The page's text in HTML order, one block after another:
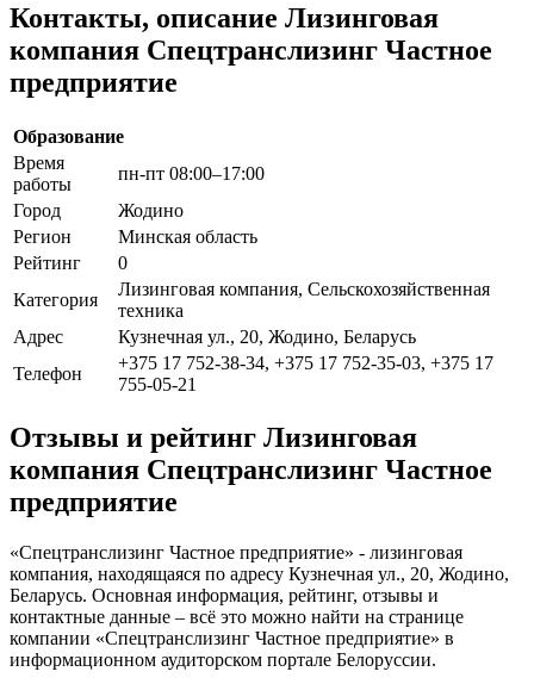
Контакты, описание Лизинговая
компания Спецтранслизинг Частное
предприятие
Образование
Время
работы
пн-пт 08:00–17:00
Город
Жодино
Регион
Минская область
Рейтинг
0
Категория
Лизинговая компания, Сельскохозяйственная
техника
Адрес
Кузнечная ул., 20, Жодино, Беларусь
Телефон
+375 17 752-38-34, +375 17 752-35-03, +375 17
755-05-21
Отзывы и рейтинг Лизинговая
компания Спецтранслизинг Частное
предприятие
«Спецтранслизинг Частное предприятие» - лизинговая
компания, находящаяся по адресу Кузнечная ул., 20, Жодино,
Беларусь. Основная информация, рейтинг, отзывы и
контактные данные – всё это можно найти на странице
компании «Спецтранслизинг Частное предприятие» в
информационном аудиторском портале Белоруссии.